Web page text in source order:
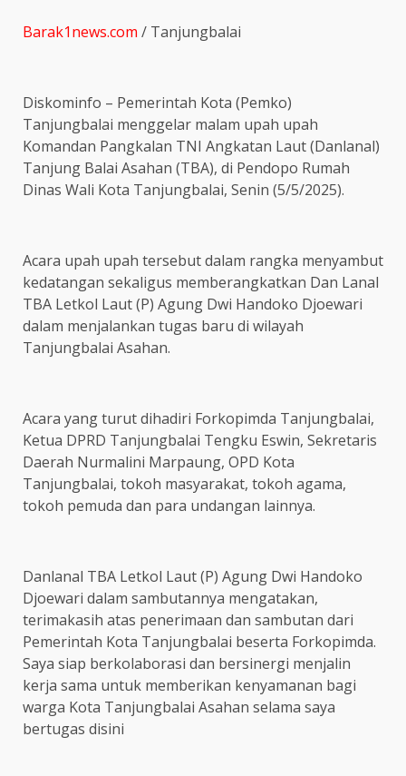
Barak1news.com / Tanjungbalai
Diskominfo – Pemerintah Kota (Pemko)
Tanjungbalai menggelar malam upah upah
Komandan Pangkalan TNI Angkatan Laut (Danlanal)
Tanjung Balai Asahan (TBA), di Pendopo Rumah
Dinas Wali Kota Tanjungbalai, Senin (5/5/2025).
Acara upah upah tersebut dalam rangka menyambut
kedatangan sekaligus memberangkatkan Dan Lanal
TBA Letkol Laut (P) Agung Dwi Handoko Djoewari
dalam menjalankan tugas baru di wilayah
Tanjungbalai Asahan.
Acara yang turut dihadiri Forkopimda Tanjungbalai,
Ketua DPRD Tanjungbalai Tengku Eswin, Sekretaris
Daerah Nurmalini Marpaung, OPD Kota
Tanjungbalai, tokoh masyarakat, tokoh agama,
tokoh pemuda dan para undangan lainnya.
Danlanal TBA Letkol Laut (P) Agung Dwi Handoko
Djoewari dalam sambutannya mengatakan,
terimakasih atas penerimaan dan sambutan dari
Pemerintah Kota Tanjungbalai beserta Forkopimda.
Saya siap berkolaborasi dan bersinergi menjalin
kerja sama untuk memberikan kenyamanan bagi
warga Kota Tanjungbalai Asahan selama saya
bertugas disini